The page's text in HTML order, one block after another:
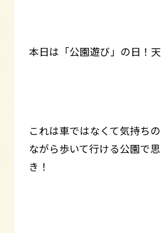
本日は「公園遊び」の日！
これは車ではなくて気持ち
ながら歩いて行ける公園で
き！